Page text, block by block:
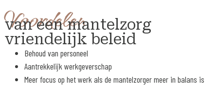
Voordelen
van een mantelzorg
vriendelijk beleid
Behoud van personeel
Aantrekkelijk werkgeverschap
Meer focus op het werk als de mantelzorger meer in balans is